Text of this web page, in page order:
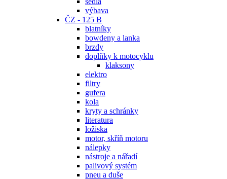
výbava
ČZ - 125 B
blatníky
bowdeny a lanka
brzdy
doplňky k motocyklu
klaksony
elektro
filtry
gufera
kola
kryty a schránky
literatura
ložiska
motor, skříň motoru
nálepky
nástroje a nářadí
palivový systém
pneu a duše